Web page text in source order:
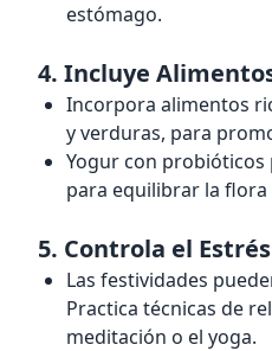
estómago.
4. Incluye
Incorpora alimentos
y verduras, para
Yogur con probióticos
para equilibrar la
5. Controla el Estrés
Las festividades
Practica técnicas de
meditación o el yoga.